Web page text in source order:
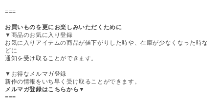
===
お買いものを更にお楽しみいただくために
▼商品のお気に入り登録
お気に入りアイテムの商品が値下がりした時や、在庫が少なくなった時な
どに
通知を受け取ることができます。
▼お得なメルマガ登録
新作の情報をいち早く受け取ることができます。
メルマガ登録はこちらから▼
===